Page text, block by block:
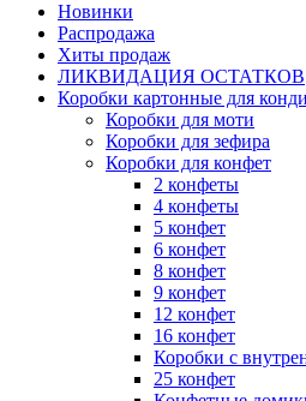
Новинки
Распродажа
Хиты продаж
ЛИКВИДАЦИЯ ОСТАТКОВ
Коробки картонные для
Коробки для моти
Коробки для зефира
Коробки для конфет
2 конфеты
4 конфеты
5 конфет
6 конфет
8 конфет
9 конфет
12 конфет
16 конфет
Коробки с
25 конфет